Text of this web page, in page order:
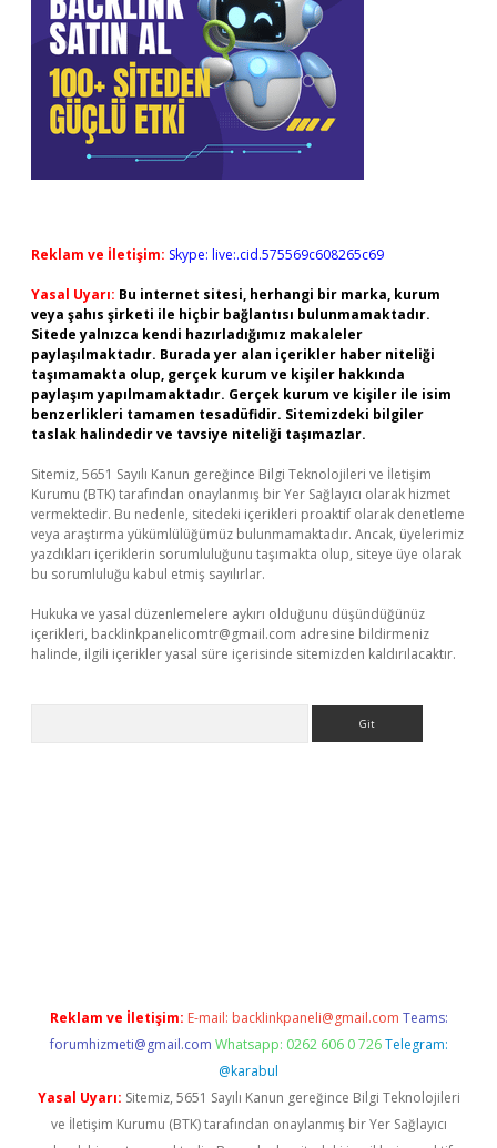
Reklam ve İletişim: Skype: live:.cid.575569c608265c69
Yasal Uyarı: Bu internet sitesi, herhangi bir marka, kurum
veya şahıs şirketi ile hiçbir bağlantısı bulunmamaktadır.
Sitede yalnızca kendi hazırladığımız makaleler
paylaşılmaktadır. Burada yer alan içerikler haber niteliği
taşımamakta olup, gerçek kurum ve kişiler hakkında
paylaşım yapılmamaktadır. Gerçek kurum ve kişiler ile isim
benzerlikleri tamamen tesadüfidir. Sitemizdeki bilgiler
taslak halindedir ve tavsiye niteliği taşımazlar.
Sitemiz, 5651 Sayılı Kanun gereğince Bilgi Teknolojileri ve İletişim
Kurumu (BTK) tarafından onaylanmış bir Yer Sağlayıcı olarak hizmet
vermektedir. Bu nedenle, sitedeki içerikleri proaktif olarak denetleme
veya araştırma yükümlülüğümüz bulunmamaktadır. Ancak, üyelerimiz
yazdıkları içeriklerin sorumluluğunu taşımakta olup, siteye üye olarak
bu sorumluluğu kabul etmiş sayılırlar.
Hukuka ve yasal düzenlemelere aykırı olduğunu düşündüğünüz
içerikleri, backlinkpanelicomtr@gmail.com adresine bildirmeniz
halinde, ilgili içerikler yasal süre içerisinde sitemizden kaldırılacaktır.
Reklam ve İletişim: E-mail: backlinkpaneli@gmail.com Teams:
forumhizmeti@gmail.com Whatsapp: 0262 606 0 726 Telegram:
@karabul
Yasal Uyarı: Sitemiz, 5651 Sayılı Kanun gereğince Bilgi Teknolojileri
ve İletişim Kurumu (BTK) tarafından onaylanmış bir Yer Sağlayıcı